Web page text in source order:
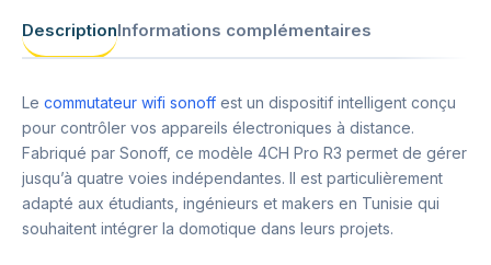
DescriptionInformations complémentaires
Le commutateur wifi sonoff est un dispositif intelligent conçu
pour contrôler vos appareils électroniques à distance.
Fabriqué par Sonoff, ce modèle 4CH Pro R3 permet de gérer
jusqu’à quatre voies indépendantes. Il est particulièrement
adapté aux étudiants, ingénieurs et makers en Tunisie qui
souhaitent intégrer la domotique dans leurs projets.